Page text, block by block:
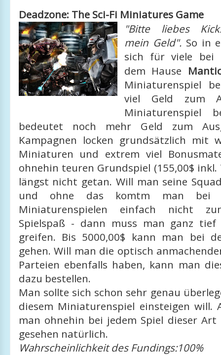
Deadzone: The Sci-Fi Miniatures Game
"Bitte liebes
mein Geld". So in
sich für viele bei
dem Hause
Miniaturenspiel
viel Geld zum
Miniaturenspiel
bedeutet noch mehr Geld zum
Kampagnen locken grundsätzlich mit
Miniaturen und extrem viel
ohnehin teuren Grundspiel (155,00$ inkl.
längst nicht getan. Will man seine
und ohne das komtm man bei
Miniaturenspielen einfach nicht
Spielspaß - dann muss man ganz
greifen. Bis 5000,00$ kann man bei
gehen. Will man die optisch
Parteien ebenfalls haben, kann man
dazu bestellen.
Man sollte sich schon sehr genau
diesem Miniaturenspiel einsteigen will.
man ohnehin bei jedem Spiel dieser
gesehen natürlich.
Wahrscheinlichkeit des Fundings:100%